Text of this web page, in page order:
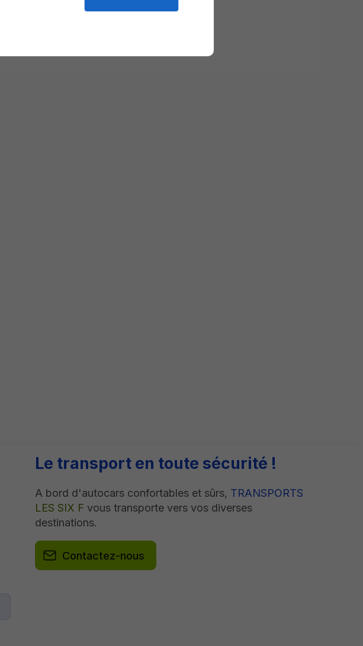
Le transport en toute sécurité !
A bord d'autocars confortables et sûrs, TRANSPORTS
LES SIX F vous transporte vers vos diverses
destinations.
Contactez-nous